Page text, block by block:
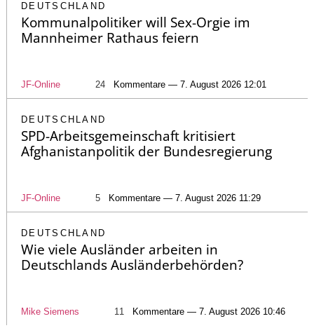
DEUTSCHLAND
Kommunalpolitiker will Sex-Orgie im
Mannheimer Rathaus feiern
JF-Online 24 Kommentare — 7. August 2026 12:01
DEUTSCHLAND
SPD-Arbeitsgemeinschaft kritisiert
Afghanistanpolitik der Bundesregierung
JF-Online 5 Kommentare — 7. August 2026 11:29
DEUTSCHLAND
Wie viele Ausländer arbeiten in
Deutschlands Ausländerbehörden?
Mike Siemens 11 Kommentare — 7. August 2026 10:46